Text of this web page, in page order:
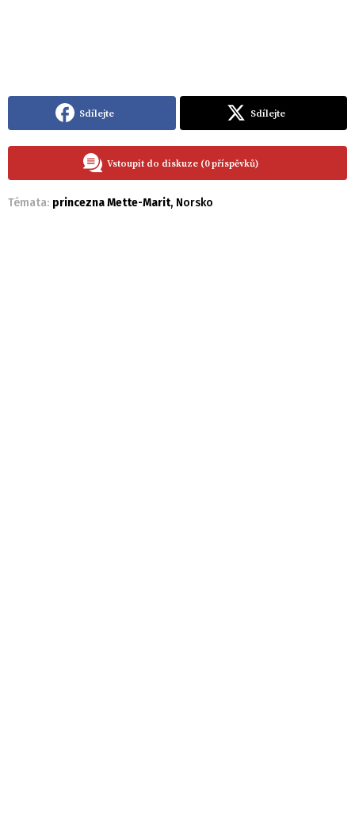
Sdílejte Sdílejte
Vstoupit do diskuze (0 příspěvků)
Témata: princezna Mette-Marit, Norsko